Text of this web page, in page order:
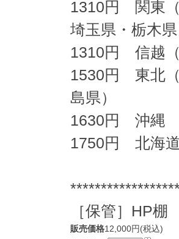
1310円 関東（
埼玉県・栃木
1310円 信越
1530円 東北（
島県）
1630円 沖縄
1750円 北海
［保管］HP棚
販売価格12,000円(税込)